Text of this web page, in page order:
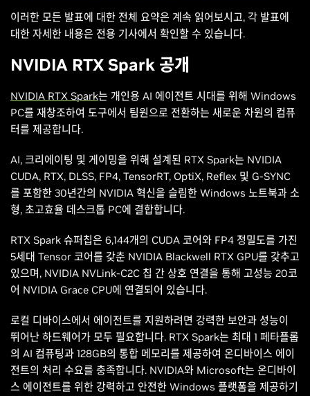
이러한 모든 발표에 대한 전체 요약은 계속 읽어보시고, 각 발표에
대한 자세한 내용은 전용 기사에서 확인할 수 있습니다.
NVIDIA RTX Spark 공개
NVIDIA RTX Spark는 개인용 AI 에이전트 시대를 위해 Windows
PC를 재창조하여 도구에서 팀원으로 전환하는 새로운 차원의 컴퓨
터를 제공합니다.
AI, 크리에이팅 및 게이밍을 위해 설계된 RTX Spark는 NVIDIA
CUDA, RTX, DLSS, FP4, TensorRT, OptiX, Reflex 및 G-SYNC
를 포함한 30년간의 NVIDIA 혁신을 슬림한 Windows 노트북과 소
형, 초고효율 데스크톱 PC에 결합합니다.
RTX Spark 슈퍼칩은 6,144개의 CUDA 코어와 FP4 정밀도를 가진
5세대 Tensor 코어를 갖춘 NVIDIA Blackwell RTX GPU를 갖추고
있으며, NVIDIA NVLink-C2C 칩 간 상호 연결을 통해 고성능 20코
어 NVIDIA Grace CPU에 연결되어 있습니다.
로컬 디바이스에서 에이전트를 지원하려면 강력한 보안과 성능이
뛰어난 하드웨어가 모두 필요합니다. RTX Spark는 최대 1 페타플롭
의 AI 컴퓨팅과 128GB의 통합 메모리를 제공하여 온디바이스 에이
전트의 처리 수요를 충족합니다. NVIDIA와 Microsoft는 온디바이
스 에이전트를 위한 강력하고 안전한 Windows 플랫폼을 제공하기